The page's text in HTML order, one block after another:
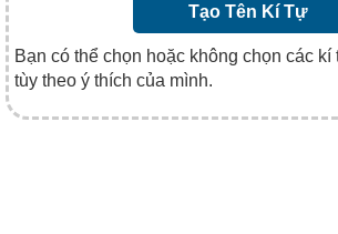
Tạo Tên Kí Tự
Bạn có thể chọn hoặc không chọn các
tùy theo ý thích của mình.